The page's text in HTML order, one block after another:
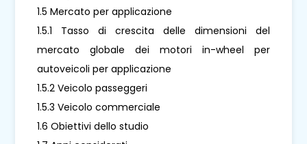
1.5 Mercato per applicazione
1.5.1 Tasso di crescita delle dimensioni del
mercato globale dei motori in-wheel per
autoveicoli per applicazione
1.5.2 Veicolo passeggeri
1.5.3 Veicolo commerciale
1.6 Obiettivi dello studio